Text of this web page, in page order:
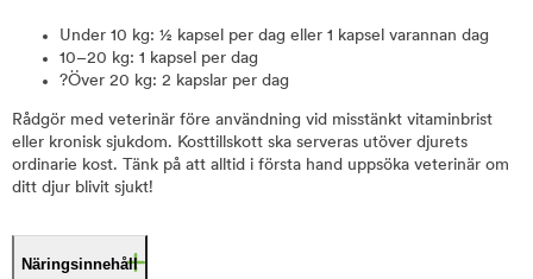
Under 10 kg: ½ kapsel per dag eller 1 kapsel varannan dag
10–20 kg: 1 kapsel per dag
?Över 20 kg: 2 kapslar per dag
Rådgör med veterinär före användning vid misstänkt vitaminbrist
eller kronisk sjukdom. Kosttillskott ska serveras utöver djurets
ordinarie kost. Tänk på att alltid i första hand uppsöka veterinär om
ditt djur blivit sjukt!
Näringsinnehåll